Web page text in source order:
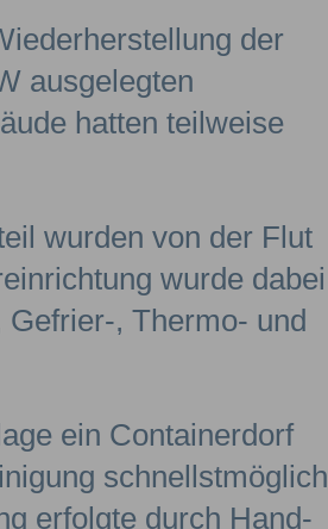
der
ausgelegten
hatten teilweise
wurden von der Flut
wurde dabei
, Thermo- und
ein Containerdorf
schnellstmöglich
erfolgte durch Hand-